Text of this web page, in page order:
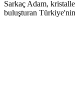
Sarkaç Adam,
buluşturan Türkiye'nin